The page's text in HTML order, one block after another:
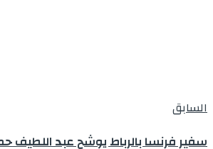
السابق
سفير فرنسا بالرباط يوشح عبد